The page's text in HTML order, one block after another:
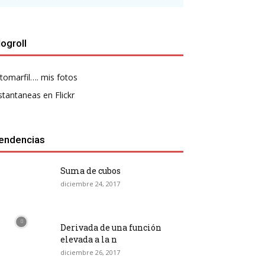
mis fotos
en Flickr
Suma de cubos
diciembre 24, 2017
Derivada de una función
elevada a la n
diciembre 26, 2017